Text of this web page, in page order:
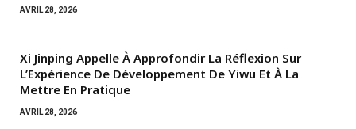
AVRIL 28, 2026
Xi Jinping Appelle À Approfondir La Réflexion Sur
L’Expérience De Développement De Yiwu Et À La
Mettre En Pratique
AVRIL 28, 2026